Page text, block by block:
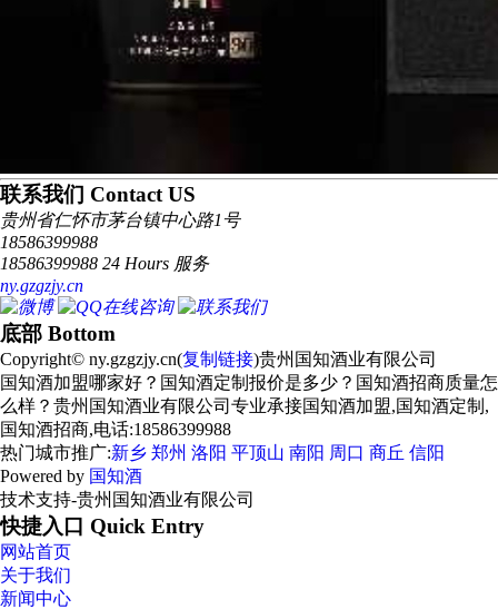
联系我们 Contact US
贵州省仁怀市茅台镇中心路1号
18586399988
18586399988 24 Hours 服务
ny.gzgzjy.cn
底部 Bottom
Copyright© ny.gzgzjy.cn(复制链接)贵州国知酒业有限公司
国知酒加盟哪家好？国知酒定制报价是多少？国知酒招商质量怎
么样？贵州国知酒业有限公司专业承接国知酒加盟,国知酒定制,
国知酒招商,电话:18586399988
热门城市推广:新乡 郑州 洛阳 平顶山 南阳 周口 商丘 信阳
Powered by 国知酒
技术支持-贵州国知酒业有限公司
快捷入口 Quick Entry
网站首页
关于我们
新闻中心